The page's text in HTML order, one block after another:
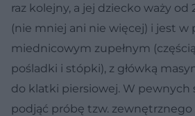
raz kolejny, a jej dziecko waży od
(nie mniej ani nie więcej) i jest w
miednicowym zupełnym
pośladki i stópki), z główką
do klatki piersiowej. W pewnych
podjąć próbę tzw. zewnętrznego